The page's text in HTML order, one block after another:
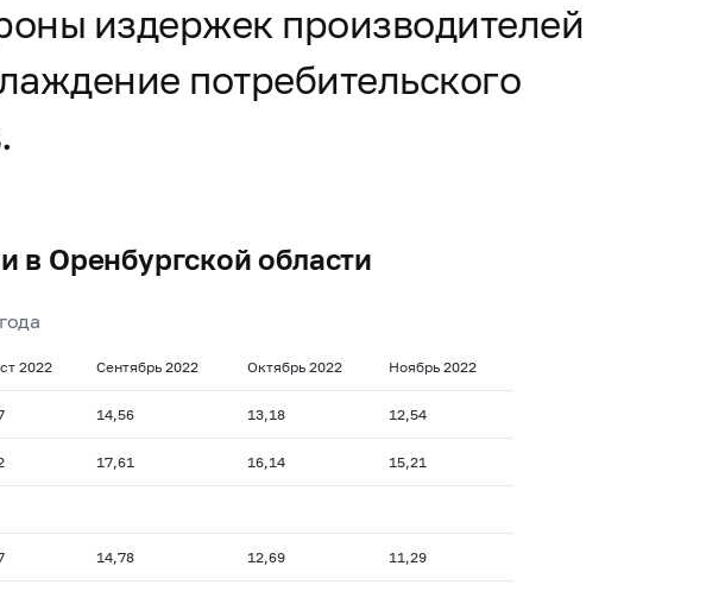
издержек производителей
потребительского
в Оренбургской области
2022 Сентябрь 2022 Октябрь 2022 Ноябрь 2022
14,56 13,18 12,54
17,61 16,14 15,21
14,78 12,69 11,29